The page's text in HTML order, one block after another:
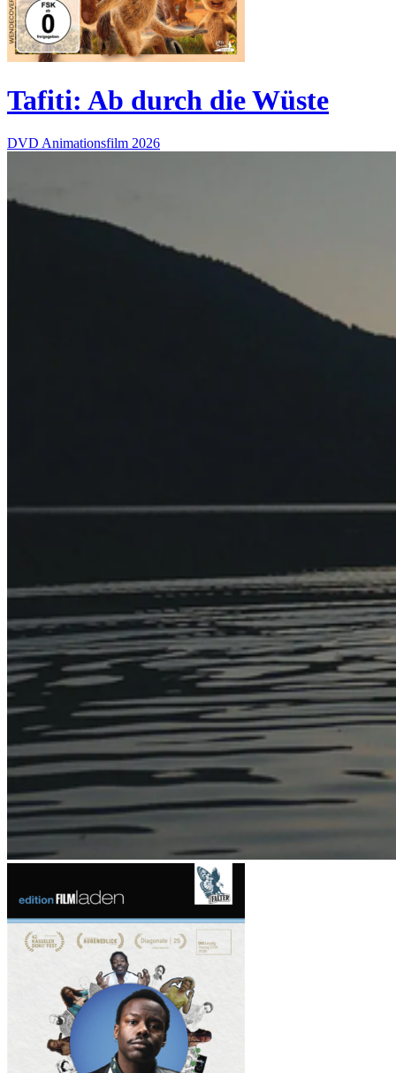
Tafiti: Ab durch die Wüste
DVD Animationsfilm 2026